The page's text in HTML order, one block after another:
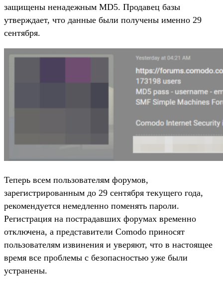
защищены ненадежным MD5. Продавец базы
утверждает, что данные были получены именно 29
сентября.
Теперь всем пользователям форумов,
зарегистрированным до 29 сентября текущего года,
рекомендуется немедленно поменять пароли.
Регистрация на пострадавших форумах временно
отключена, а представители Comodo приносят
пользователям извинения и уверяют, что в настоящее
время все проблемы с безопасностью уже были
устранены.